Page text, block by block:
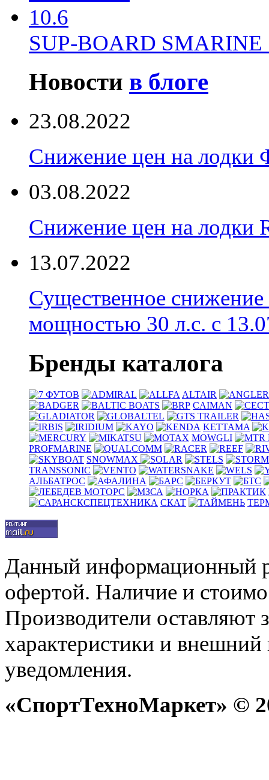
SUP-BOARD
Новости в блоге
23.08.2022
Снижение цен на
03.08.2022
Снижение цен на лодки
13.07.2022
Существенное
мощностью 30 л.с. с
Бренды каталога
ALTAIR
CAIMAN
KETTAMA
MOWGLI
PROFMARINE
SNOWMAX
TRANSSONIC
АЛЬБАТРОС
СКАТ
Данный информационный
офертой. Наличие и
Производители оставляют
характеристики и внешний
уведомления.
«СпортТехноМаркет» ©